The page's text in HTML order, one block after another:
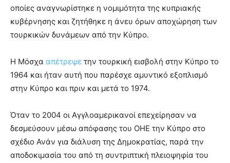
οποίες αναγνωρίστηκε η νομιμότητα της κυπριακής
κυβέρνησης και ζητήθηκε η άνευ όρων αποχώρηση των
τουρκικών δυνάμεων από την Κύπρο.
Η Μόσχα απέτρεψε την τουρκική εισβολή στην Κύπρο το
1964 και ήταν αυτή που παρέσχε αμυντικό εξοπλισμό
στην Κύπρο και πριν και μετά το 1974.
Όταν το 2004 οι Αγγλοαμερικανοί επεχείρησαν να
δεσμεύσουν μέσω απόφασης του ΟΗΕ την Κύπρο στο
σχέδιο Ανάν για διάλυση της Δημοκρατίας, παρά την
αποδοκιμασία του από τη συντριπτική πλειοψηφία του